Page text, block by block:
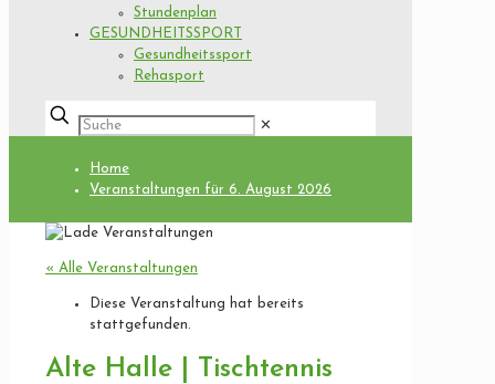
Stundenplan
GESUNDHEITSSPORT
Gesundheitssport
Rehasport
✕
Home
Veranstaltungen für 6. August 2026
« Alle Veranstaltungen
Diese Veranstaltung hat bereits
stattgefunden.
Alte Halle | Tischtennis